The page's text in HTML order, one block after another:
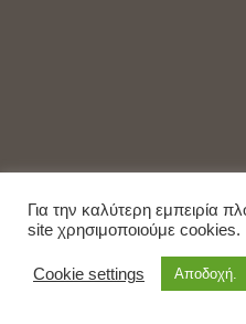
Για την καλύτερη εμπειρία
site χρησιμοποιούμε cookies.
Cookie settings Αποδοχή.